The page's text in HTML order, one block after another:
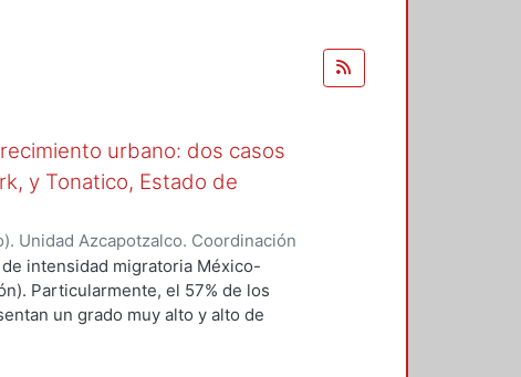
urbano: dos casos
y Tonatico, Estado de
Unidad Azcapotzalco. Coordinación
Aquino, Alicia Oliva
intensidad migratoria México-
Particularmente, el 57% de los
un grado muy alto y alto de